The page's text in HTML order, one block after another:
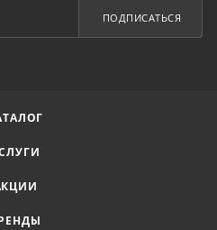
ПОДПИСАТЬСЯ